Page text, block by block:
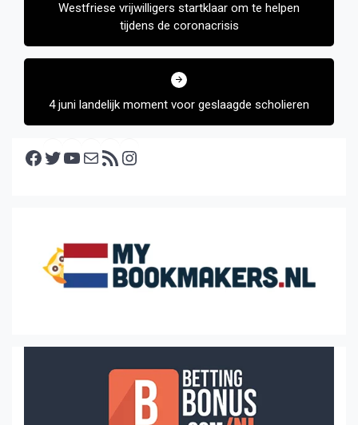
Westfriese vrijwilligers startklaar om te helpen
tijdens de coronacrisis
4 juni landelijk moment voor geslaagde scholieren
Facebook Twitter YouTube E-mail RSS feed